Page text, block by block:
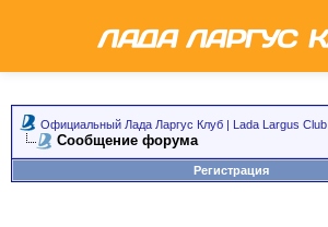
Официальный Лада Ларгус Клуб | Lada Largus Club
Сообщение форума
Регистрация